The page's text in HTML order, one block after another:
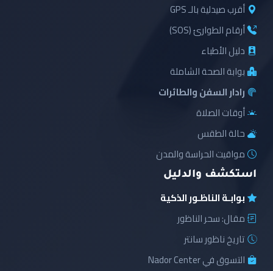
أقرب صيدلية بالـ GPS
أرقام الطوارئ (SOS)
دليل الأطباء
بوابة الصحة الشاملة
رادار السفن والطائرات
أوقات الصلاة
حالة الطقس
مواقيت الحراسة والمدن
استكشف والدليل
بوابـة الناظـور الذكية
مقال: سحر الناظور
تاريخ ناظور سانتر
التسوق في Nador Center